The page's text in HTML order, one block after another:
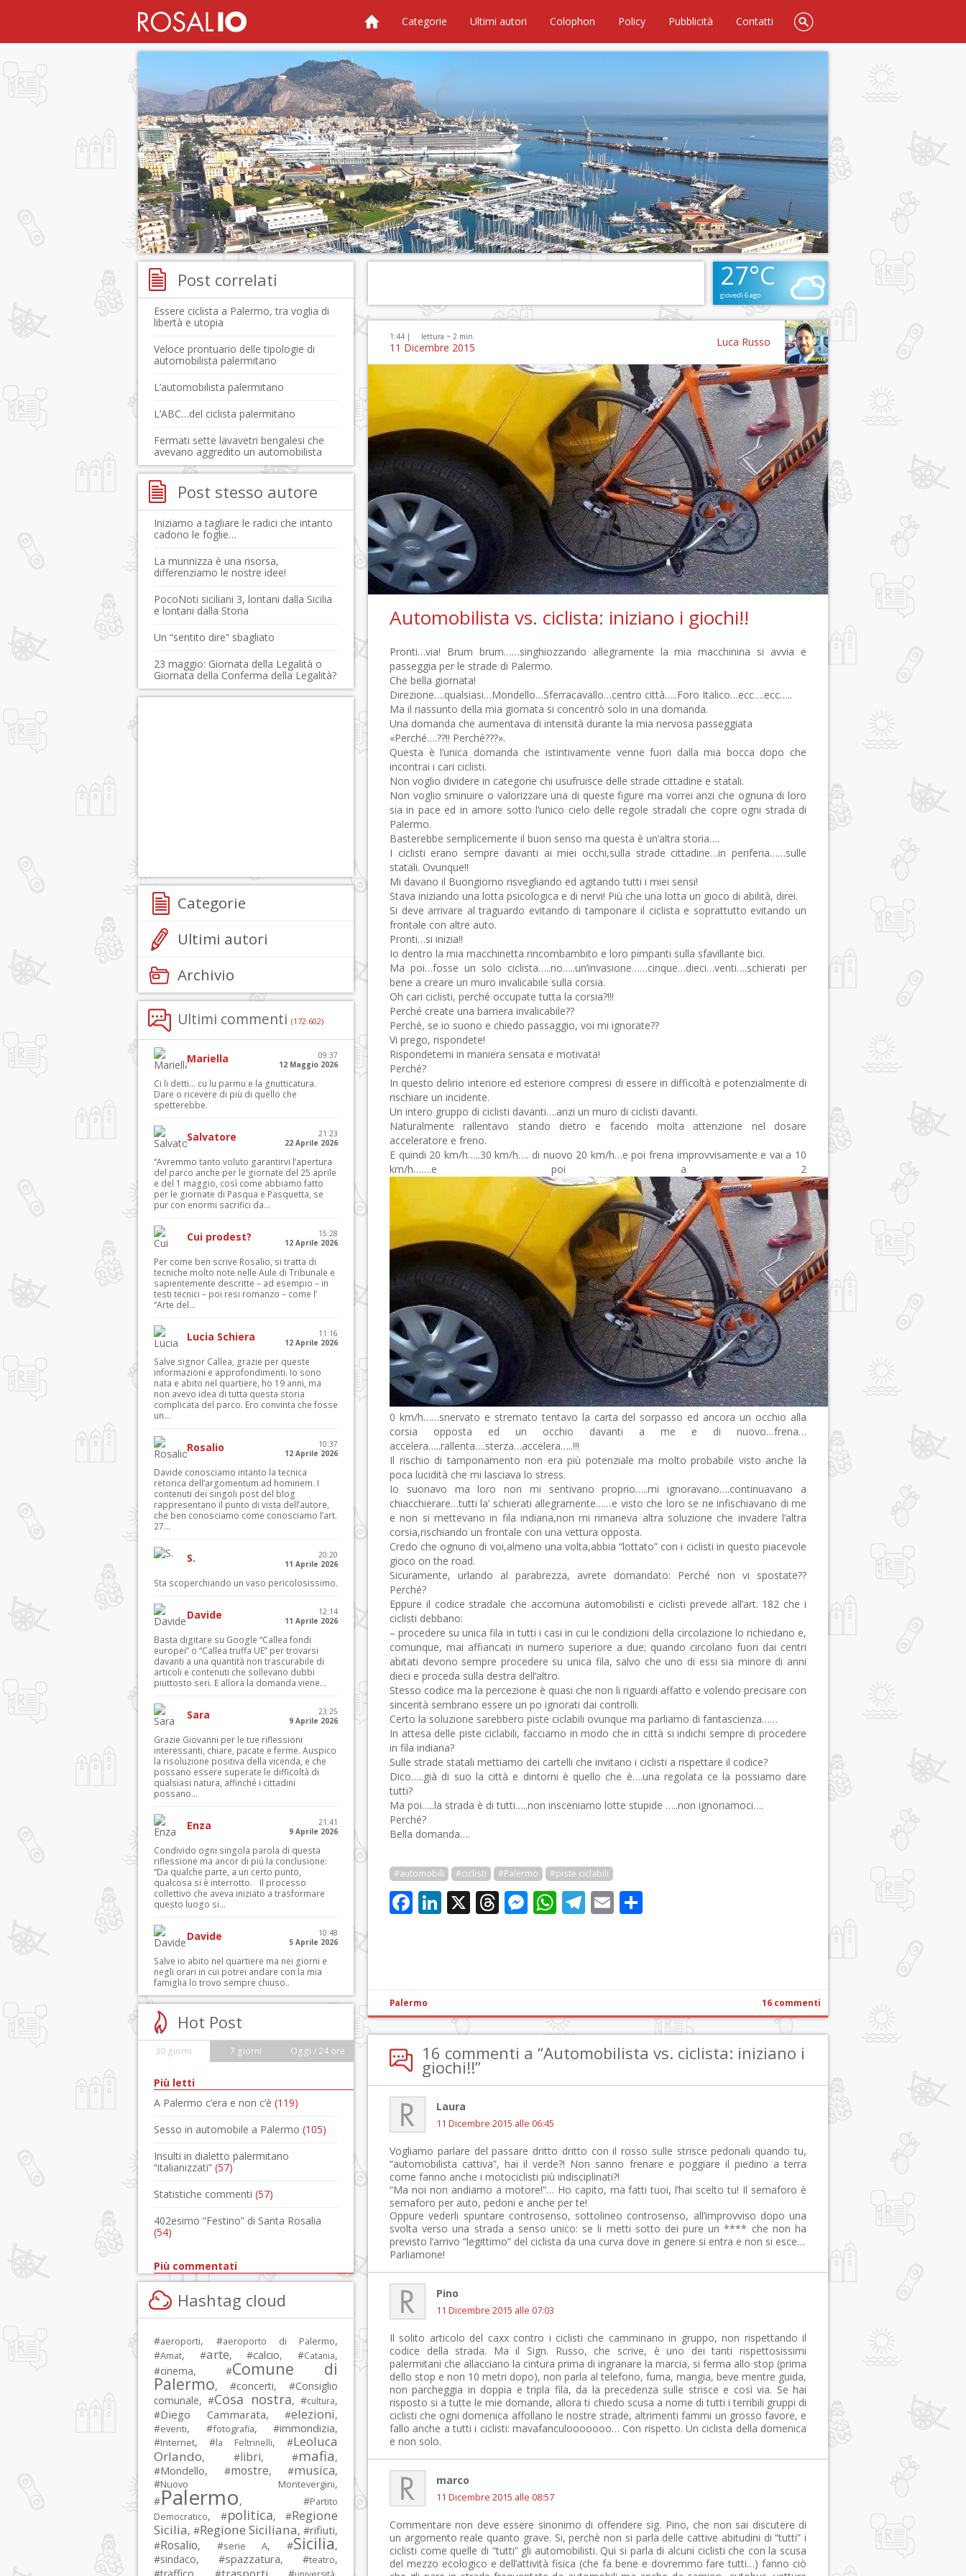
Categorie Ultimi autori Colophon Policy Pubblicità Contatti
27°C
giovedì 6 ago
1:44 | lettura ~ 2 min.
11 Dicembre 2015 Luca Russo
Automobilista vs. ciclista: iniziano i giochi!!
Pronti…via! Brum brum……singhiozzando allegramente la mia macchinina si avvia e
passeggia per le strade di Palermo.
Che bella giornata!
Direzione….qualsiasi…Mondello…Sferracavallo…centro città…..Foro Italico…ecc….ecc…..
Ma il riassunto della mia giornata si concentrò solo in una domanda.
Una domanda che aumentava di intensità durante la mia nervosa passeggiata
«Perché….??!! Perché???».
Questa è l’unica domanda che istintivamente venne fuori dalla mia bocca dopo che
incontrai i cari ciclisti.
Non voglio dividere in categorie chi usufruisce delle strade cittadine e statali.
Non voglio sminuire o valorizzare una di queste figure ma vorrei anzi che ognuna di loro
sia in pace ed in amore sotto l’unico cielo delle regole stradali che copre ogni strada di
Palermo.
Basterebbe semplicemente il buon senso ma questa è un’altra storia….
I ciclisti erano sempre davanti ai miei occhi,sulla strade cittadine…in periferia……sulle
statali. Ovunque!!
Mi davano il Buongiorno risvegliando ed agitando tutti i miei sensi!
Stava iniziando una lotta psicologica e di nervi! Più che una lotta un gioco di abilità, direi.
Si deve arrivare al traguardo evitando di tamponare il ciclista e soprattutto evitando un
frontale con altre auto.
Pronti…si inizia!!
Io dentro la mia macchinetta rincombambito e loro pimpanti sulla sfavillante bici.
Ma poi…fosse un solo ciclista…..no…..un’invasione……cinque…dieci…venti….schierati per
bene a creare un muro invalicabile sulla corsia.
Oh cari ciclisti, perché occupate tutta la corsia?!!!
Perché create una barriera invalicabile??
Perché, se io suono e chiedo passaggio, voi mi ignorate??
Vi prego, rispondete!
Rispondetemi in maniera sensata e motivata!
Perché?
In questo delirio interiore ed esteriore compresi di essere in difficoltà e potenzialmente di
rischiare un incidente.
Un intero gruppo di ciclisti davanti….anzi un muro di ciclisti davanti.
Naturalmente rallentavo stando dietro e facendo molta attenzione nel dosare
acceleratore e freno.
E quindi 20 km/h…..30 km/h…. di nuovo 20 km/h…e poi frena improvvisamente e vai a 10
km/h…….e poi a 2
0 km/h……snervato e stremato tentavo la carta del sorpasso ed ancora un occhio alla
corsia opposta ed un occhio davanti a me e di nuovo…frena…
accelera…..rallenta….sterza…accelera…..!!!
Il rischio di tamponamento non era più potenziale ma molto probabile visto anche la
poca lucidità che mi lasciava lo stress.
Io suonavo ma loro non mi sentivano proprio…..mi ignoravano….continuavano a
chiacchierare…tutti la’ schierati allegramente……e visto che loro se ne infischiavano di me
e non si mettevano in fila indiana,non mi rimaneva altra soluzione che invadere l’altra
corsia,rischiando un frontale con una vettura opposta.
Credo che ognuno di voi,almeno una volta,abbia “lottato” con i ciclisti in questo piacevole
gioco on the road.
Sicuramente, urlando al parabrezza, avrete domandato: Perché non vi spostate??
Perché?
Eppure il codice stradale che accomuna automobilisti e ciclisti prevede all’art. 182 che i
ciclisti debbano:
– procedere su unica fila in tutti i casi in cui le condizioni della circolazione lo richiedano e,
comunque, mai affiancati in numero superiore a due; quando circolano fuori dai centri
abitati devono sempre procedere su unica fila, salvo che uno di essi sia minore di anni
dieci e proceda sulla destra dell’altro.
Stesso codice ma la percezione è quasi che non li riguardi affatto e volendo precisare con
sincerità sembrano essere un po ignorati dai controlli.
Certo la soluzione sarebbero piste ciclabili ovunque ma parliamo di fantascienza……
In attesa delle piste ciclabili, facciamo in modo che in città si indichi sempre di procedere
in fila indiana?
Sulle strade statali mettiamo dei cartelli che invitano i ciclisti a rispettare il codice?
Dico…..già di suo la città e dintorni è quello che è….una regolata ce la possiamo dare
tutti?
Ma poi…..la strada è di tutti…..non insceniamo lotte stupide …..non ignoriamoci….
Perché?
Bella domanda….
#automobili #ciclisti #Palermo #piste ciclabili
Facebook
LinkedIn
X Threads
Messenger
WhatsApp
Telegram
Email
Palermo 16 commenti
16 commenti a “Automobilista vs. ciclista: iniziano i
giochi!!”
Laura
11 Dicembre 2015 alle 06:45
Vogliamo parlare del passare dritto dritto con il rosso sulle strisce pedonali quando tu,
“automobilista cattiva”, hai il verde?! Non sanno frenare e poggiare il piedino a terra
come fanno anche i motociclisti più indisciplinati?!
“Ma noi non andiamo a motore!”… Ho capito, ma fatti tuoi, l’hai scelto tu! Il semaforo è
semaforo per auto, pedoni e anche per te!
Oppure vederli spuntare controsenso, sottolineo controsenso, all’improvviso dopo una
svolta verso una strada a senso unico: se li metti sotto dei pure un **** che non ha
previsto l’arrivo “legittimo” del ciclista da una curva dove in genere si entra e non si esce…
Parliamone!
Pino
11 Dicembre 2015 alle 07:03
Il solito articolo del caxx contro i ciclisti che camminano in gruppo, non rispettando il
codice della strada. Ma il Sign. Russo, che scrive, è uno dei tanti rispettosissimi
palermitani che allacciano la cintura prima di ingranare la marcia, si ferma allo stop (prima
dello stop e non 10 metri dopo), non parla al telefono, fuma, mangia, beve mentre guida,
non parcheggia in doppia e tripla fila, da la precedenza sulle strisce e così via. Se hai
risposto si a tutte le mie domande, allora ti chiedo scusa a nome di tutti i terribili gruppi di
ciclisti che ogni domenica affollano le nostre strade, altrimenti fammi un grosso favore, e
fallo anche a tutti i ciclisti: mavafanculooooooo… Con rispetto. Un ciclista della domenica
e non solo.
marco
11 Dicembre 2015 alle 08:57
Commentare non deve essere sinonimo di offendere sig. Pino, che non sai discutere di
un argomento reale quanto grave. Si, perchè non si parla delle cattive abitudini di “tutti” i
ciclisti come quelle di “tutti” gli automobilisti. Qui si parla di alcuni ciclisti che con la scusa
del mezzo ecologico e dell’attività fisica (che fa bene e dovremmo fare tutti…) fanno ciò
Post correlati
Essere ciclista a Palermo, tra voglia di
libertà e utopia
Veloce prontuario delle tipologie di
automobilista palermitano
L’automobilista palermitano
L’ABC…del ciclista palermitano
Fermati sette lavavetri bengalesi che
avevano aggredito un automobilista
Post stesso autore
Iniziamo a tagliare le radici che intanto
cadono le foglie…
La munnizza è una risorsa,
differenziamo le nostre idee!
PocoNoti siciliani 3, lontani dalla Sicilia
e lontani dalla Storia
Un “sentito dire” sbagliato
23 maggio: Giornata della Legalità o
Giornata della Conferma della Legalità?
Categorie
Ultimi autori
Archivio
Ultimi commenti (172.602)
Mariella
09:37
12 Maggio 2026
Ci li detti… cu lu parmu e la gnutticatura.
Dare o ricevere di più di quello che
spetterebbe.
Salvatore
21:23
22 Aprile 2026
“Avremmo tanto voluto garantirvi l’apertura
del parco anche per le giornate del 25 aprile
e del 1 maggio, così come abbiamo fatto
per le giornate di Pasqua e Pasquetta, se
pur con enormi sacrifici da...
Cui prodest?
15:28
12 Aprile 2026
Per come ben scrive Rosalio, si tratta di
tecniche molto note nelle Aule di Tribunale e
sapientemente descritte – ad esempio – in
testi tecnici – poi resi romanzo – come l’
“Arte del...
Lucia Schiera
11:16
12 Aprile 2026
Salve signor Callea, grazie per queste
informazioni e approfondimenti. Io sono
nata e abito nel quartiere, ho 19 anni, ma
non avevo idea di tutta questa storia
complicata del parco. Ero convinta che fosse
un...
Rosalio
10:37
12 Aprile 2026
Davide conosciamo intanto la tecnica
retorica dell’argomentum ad hominem. I
contenuti dei singoli post del blog
rappresentano il punto di vista dell’autore,
che ben conosciamo come conosciamo l’art.
27...
S.
20:20
11 Aprile 2026
Sta scoperchiando un vaso pericolosissimo.
Davide
12:14
11 Aprile 2026
Basta digitare su Google “Callea fondi
europei” o “Callea truffa UE” per trovarsi
davanti a una quantità non trascurabile di
articoli e contenuti che sollevano dubbi
piuttosto seri. E allora la domanda viene...
Sara
23:25
9 Aprile 2026
Grazie Giovanni per le tue riflessioni
interessanti, chiare, pacate e ferme. Auspico
la risoluzione positiva della vicenda, e che
possano essere superate le difficoltà di
qualsiasi natura, affinché i cittadini
possano...
Enza
21:41
9 Aprile 2026
Condivido ogni singola parola di questa
riflessione ma ancor di più la conclusione:
“Da qualche parte, a un certo punto,
qualcosa si è interrotto. Il processo
collettivo che aveva iniziato a trasformare
questo luogo si...
Davide
10:48
5 Aprile 2026
Salve io abito nel quartiere ma nei giorni e
negli orari in cui potrei andare con la mia
famiglia lo trovo sempre chiuso..
Hot Post
30 giorni 7 giorni Oggi / 24 ore
Più letti
A Palermo c’era e non c’è (119)
Sesso in automobile a Palermo (105)
Insulti in dialetto palermitano
“italianizzati” (57)
Statistiche commenti (57)
402esimo “Festino” di Santa Rosalia
(54)
Più commentati
Hashtag cloud
#aeroporti, #aeroporto di Palermo,
#Amat, #arte, #calcio, #Catania,
#cinema, #Comune di
Palermo, #concerti, #Consiglio
comunale, #Cosa nostra, #cultura,
#Diego Cammarata, #elezioni,
#eventi, #fotografia, #immondizia,
#Internet, #la Feltrinelli, #Leoluca
Orlando, #libri, #mafia,
#Mondello, #mostre, #musica,
#Nuovo Montevergini,
#Palermo, #Partito
Democratico, #politica, #Regione
Sicilia, #Regione Siciliana, #rifiuti,
#Rosalio, #serie A, #Sicilia,
#sindaco, #spazzatura, #teatro,
trasporti